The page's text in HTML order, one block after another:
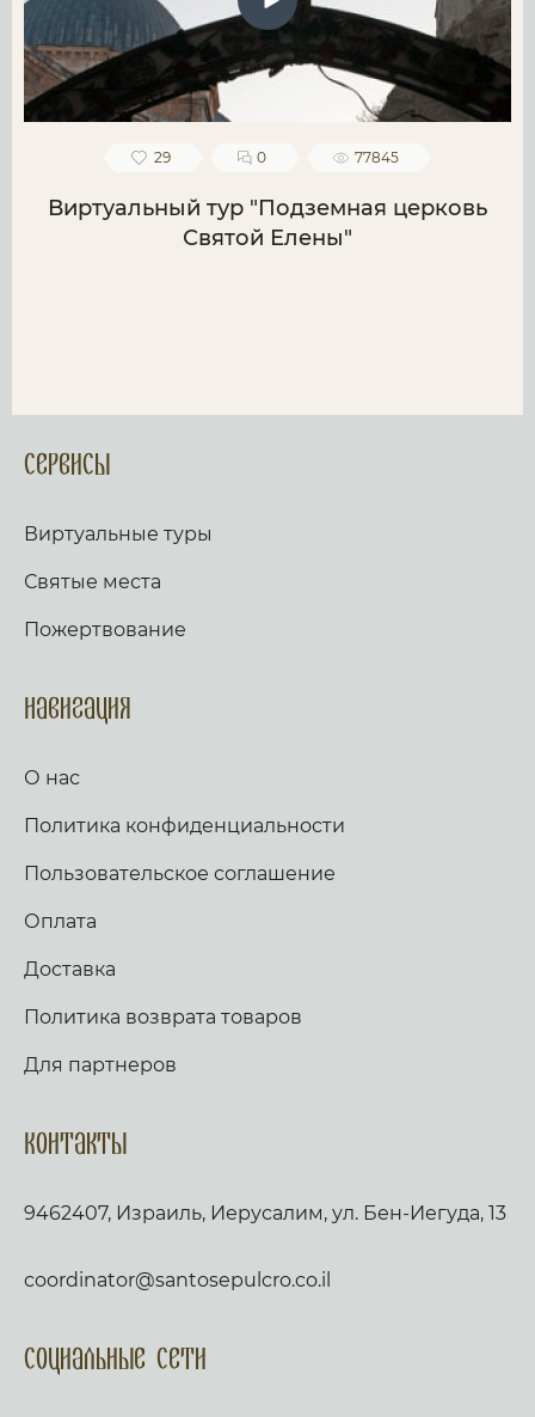
29 0 77845
Виртуальный тур "Подземная церковь
Святой Елены"
Сервисы
Виртуальные туры
Святые места
Пожертвование
Навигация
О нас
Политика конфиденциальности
Пользовательское соглашение
Оплата
Доставка
Политика возврата товаров
Для партнеров
Контакты
9462407, Израиль, Иерусалим, ул. Бен-Иегуда, 13
coordinator@santosepulcro.co.il
Социальные сети